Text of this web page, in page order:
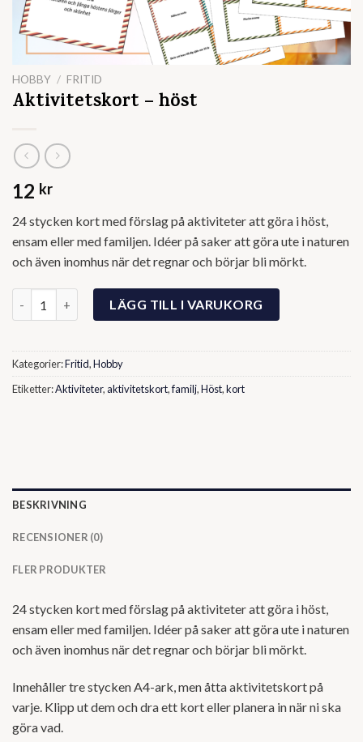
HOBBY / FRITID
Aktivitetskort – höst
12 kr
24 stycken kort med förslag på aktiviteter att göra i höst,
ensam eller med familjen. Idéer på saker att göra ute i naturen
och även inomhus när det regnar och börjar bli mörkt.
Aktivitetskort - höst mängdLÄGG TILL I VARUKORG
Kategorier:Fritid,Hobby
Etiketter:Aktiviteter,aktivitetskort,familj,Höst,kort
BESKRIVNING
RECENSIONER (0)
FLER PRODUKTER
24 stycken kort med förslag på aktiviteter att göra i höst,
ensam eller med familjen. Idéer på saker att göra ute i naturen
och även inomhus när det regnar och börjar bli mörkt.
Innehåller tre stycken A4-ark, men åtta aktivitetskort på
varje. Klipp ut dem och dra ett kort eller planera in när ni ska
göra vad.